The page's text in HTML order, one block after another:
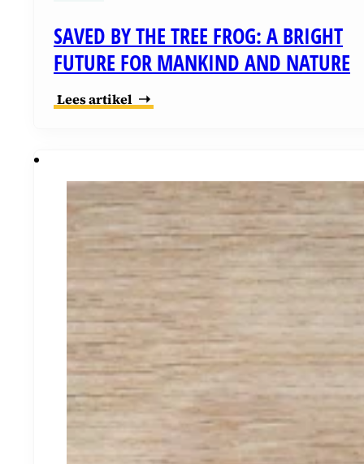
SAVED BY THE TREE FROG: A BRIGHT
FUTURE FOR MANKIND AND NATURE
Lees artikel